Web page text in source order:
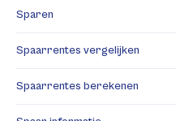
Sparen
Spaarrentes vergelijken
Spaarrentes berekenen